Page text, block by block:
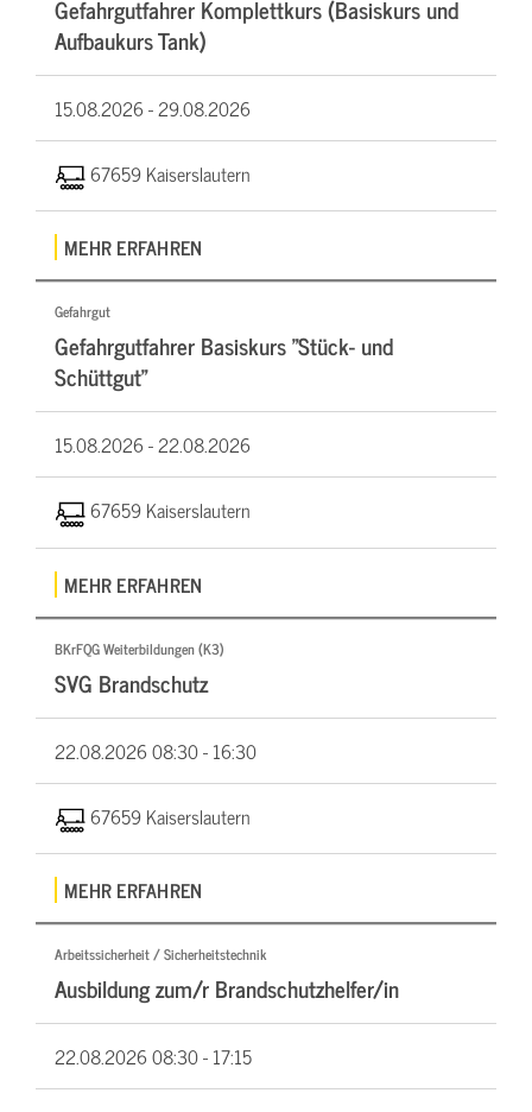
Gefahrgutfahrer Komplettkurs (Basiskurs und
Aufbaukurs Tank)
15.08.2026 -29.08.2026
67659 Kaiserslautern
MEHR ERFAHREN
Gefahrgut
Gefahrgutfahrer Basiskurs "Stück- und
Schüttgut"
15.08.2026 -22.08.2026
67659 Kaiserslautern
MEHR ERFAHREN
BKrFQG Weiterbildungen (K3)
SVG Brandschutz
22.08.202608:30 - 16:30
67659 Kaiserslautern
MEHR ERFAHREN
Arbeitssicherheit / Sicherheitstechnik
Ausbildung zum/r Brandschutzhelfer/in
22.08.202608:30 - 17:15